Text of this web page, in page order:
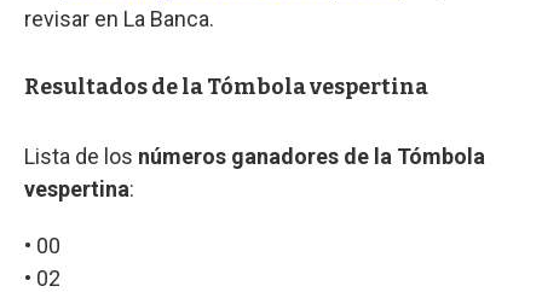
revisar en La Banca.
Resultados de la Tómbola vespertina
Lista de los números ganadores de la Tómbola
vespertina:
• 00
• 02